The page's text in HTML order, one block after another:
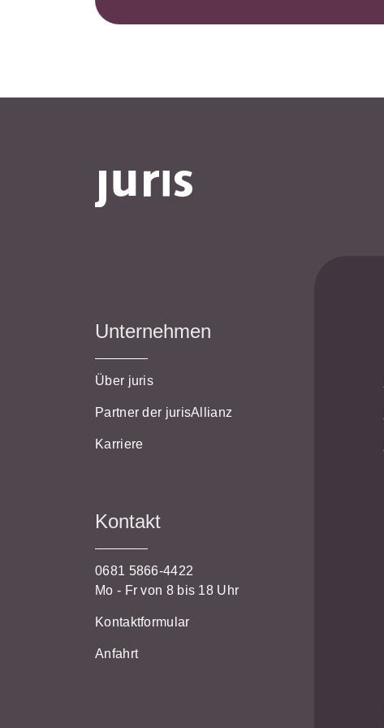
Unternehmen
Über juris
Partner der jurisAllianz
Karriere
Kontakt
0681 5866-4422
Mo - Fr von 8 bis 18 Uhr
Kontaktformular
Anfahrt